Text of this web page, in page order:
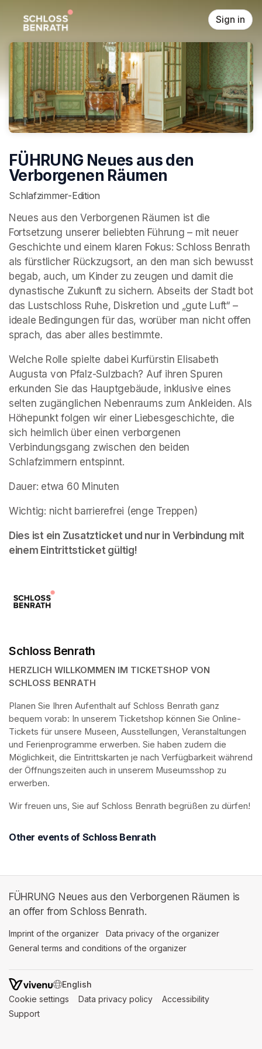
Sign in
FÜHRUNG Neues aus den
Verborgenen Räumen
Schlafzimmer-Edition
Neues aus den Verborgenen Räumen ist die
Fortsetzung unserer beliebten Führung – mit neuer
Geschichte und einem klaren Fokus: Schloss Benrath
als fürstlicher Rückzugsort, an den man sich bewusst
begab, auch, um Kinder zu zeugen und damit die
dynastische Zukunft zu sichern. Abseits der Stadt bot
das Lustschloss Ruhe, Diskretion und „gute Luft“ –
ideale Bedingungen für das, worüber man nicht offen
sprach, das aber alles bestimmte.
Welche Rolle spielte dabei Kurfürstin Elisabeth
Augusta von Pfalz-Sulzbach? Auf ihren Spuren
erkunden Sie das Hauptgebäude, inklusive eines
selten zugänglichen Nebenraums zum Ankleiden. Als
Höhepunkt folgen wir einer Liebesgeschichte, die
sich heimlich über einen verborgenen
Verbindungsgang zwischen den beiden
Schlafzimmern entspinnt.
Dauer: etwa 60 Minuten
Wichtig: nicht barrierefrei (enge Treppen)
Dies ist ein Zusatzticket und nur in Verbindung mit
einem Eintrittsticket gültig!
Schloss Benrath
HERZLICH WILLKOMMEN IM TICKETSHOP VON
SCHLOSS BENRATH
Planen Sie Ihren Aufenthalt auf Schloss Benrath ganz
bequem vorab: In unserem Ticketshop können Sie Online-
Tickets für unsere Museen, Ausstellungen, Veranstaltungen
und Ferienprogramme erwerben. Sie haben zudem die
Möglichkeit, die Eintrittskarten je nach Verfügbarkeit während
der Öffnungszeiten auch in unserem Museumsshop zu
erwerben.
Wir freuen uns, Sie auf Schloss Benrath begrüßen zu dürfen!
Other events of Schloss Benrath
FÜHRUNG Neues aus den Verborgenen Räumen is
an offer from Schloss Benrath.
Imprint of the organizer (opens in a new tab)
Data privacy of the organizer
General terms and conditions of the organizer
SWITCH LANGUAGE
Cookie settings (opens in a new tab)
Data privacy policy (opens in a new tab)
Accessibility
Support